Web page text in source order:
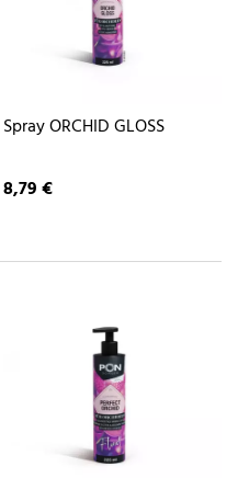
Spray ORCHID GLOSS
8,79 €